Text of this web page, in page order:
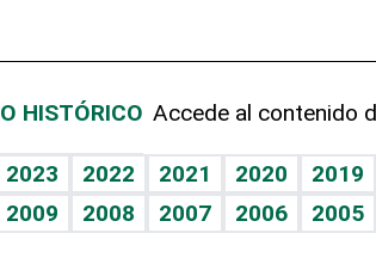
HISTÓRICO Accede al contenido
2023 2022 2021 2020 2019
2009 2008 2007 2006 2005